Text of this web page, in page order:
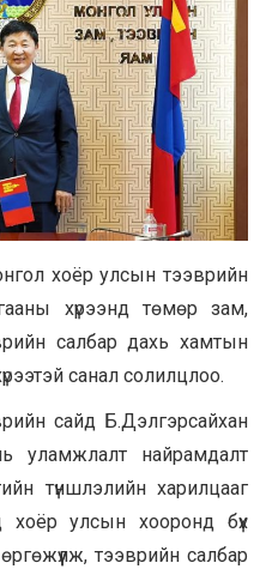
хоёр улсын тээврийн
хүрээнд төмөр зам,
салбар дахь хамтын
санал солилцлоо.
сайд Б.Дэлгэрсайхан
уламжлалт найрамдалт
түншлэлийн харилцааг
хоёр улсын хооронд бүх
тээврийн салбар